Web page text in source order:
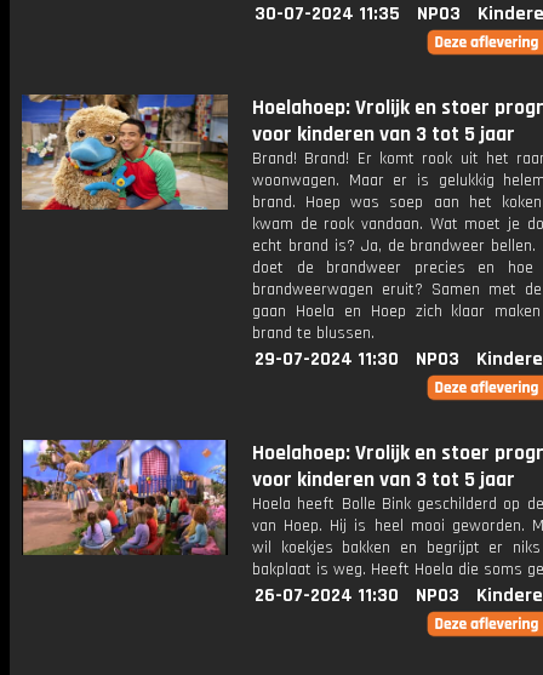
30-07-2024 11:35 NPO3
Hoelahoep: Vrolijk en stoer
voor kinderen van 3 tot 5 jaar
Brand! Brand! Er komt rook uit het
woonwagen. Maar er is gelukkig
brand. Hoep was soep aan het
kwam de rook vandaan. Wat moet je
echt brand is? Ja, de brandweer
doet de brandweer precies en
brandweerwagen eruit? Samen met
gaan Hoela en Hoep zich klaar
brand te blussen.
29-07-2024 11:30 NPO3
Hoelahoep: Vrolijk en stoer
voor kinderen van 3 tot 5 jaar
Hoela heeft Bolle Bink geschilderd op
van Hoep. Hij is heel mooi geworden.
wil koekjes bakken en begrijpt er
bakplaat is weg. Heeft Hoela die soms
26-07-2024 11:30 NPO3